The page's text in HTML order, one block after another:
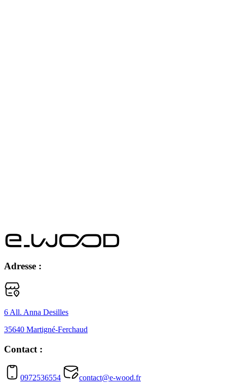
Adresse :
6 All. Anna Desilles
35640 Martigné-Ferchaud
Contact :
0972536554
contact@e-wood.fr